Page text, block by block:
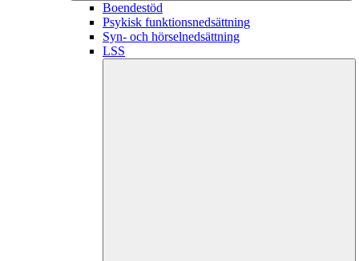
Boendestöd
Psykisk funktionsnedsättning
Syn- och hörselnedsättning
LSS